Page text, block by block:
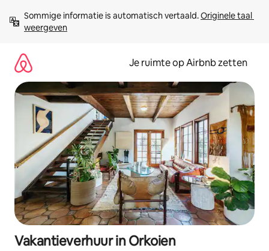
direct
naar
Sommige informatie is automatisch vertaald. Originele taal
weergeven
Je ruimte op Airbnb zetten
Vakantieverhuur in Orkoien